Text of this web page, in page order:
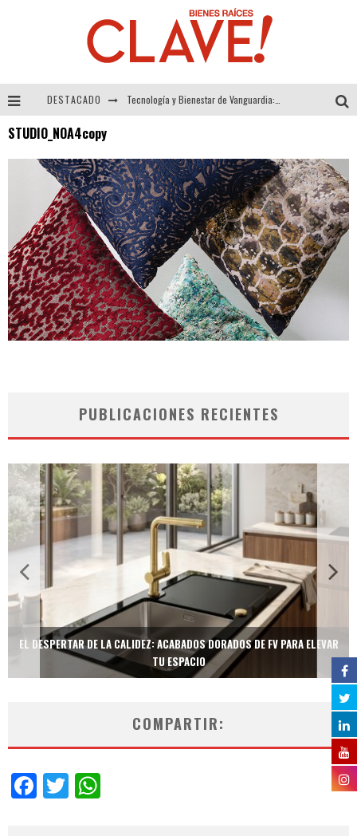
DESTACADO
Alexandra Bedoya – La Constancia detrás de La Paletería
El Despertar de la Calidez: Acabados Dorados de FV para Elevar tu Espacio
STUDIO_NOA4copy
PUBLICACIONES RECIENTES
EL DESPERTAR DE LA CALIDEZ: ACABADOS DORADOS DE FV PARA ELEVAR
TU ESPACIO
COMPARTIR:
Facebook
Twitter